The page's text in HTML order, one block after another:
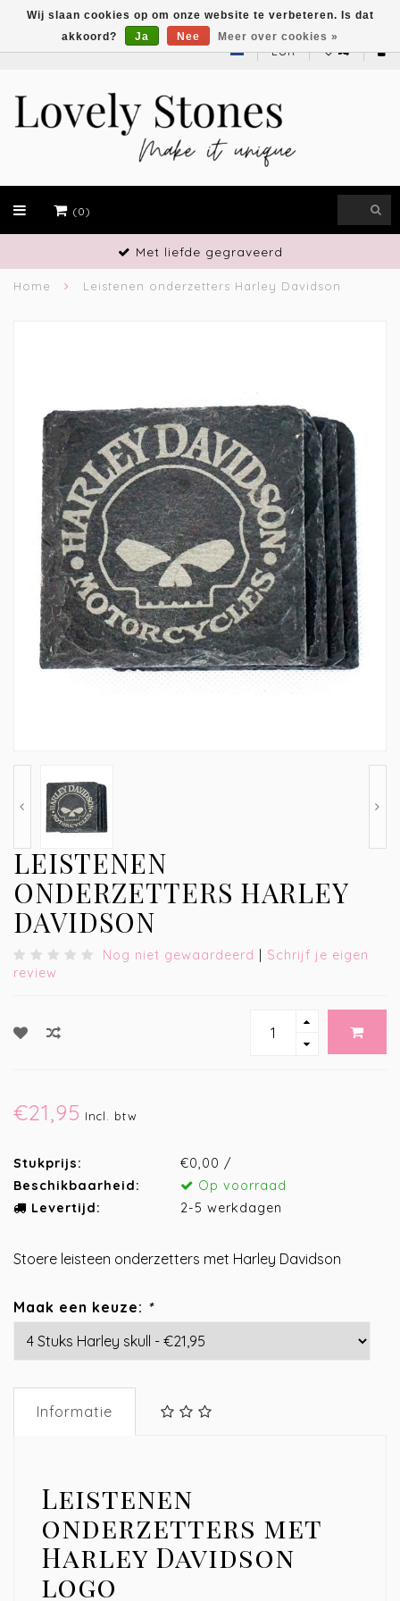
EUR
(0)
Met liefde gegraveerd
Home Leistenen onderzetters Harley Davidson
LEISTENEN
ONDERZETTERS HARLEY
DAVIDSON
Nog niet gewaardeerd | Schrijf je eigen
review
€21,95 Incl. btw
Stukprijs:
€0,00 /
Beschikbaarheid:
Op voorraad
Levertijd:
2-5 werkdagen
Stoere leisteen onderzetters met Harley Davidson
Maak een keuze: *
Informatie
Leistenen
onderzetters met
Harley Davidson
logo
Wij slaan cookies op om onze website te verbeteren. Is dat
akkoord?
Ja Nee Meer over cookies »